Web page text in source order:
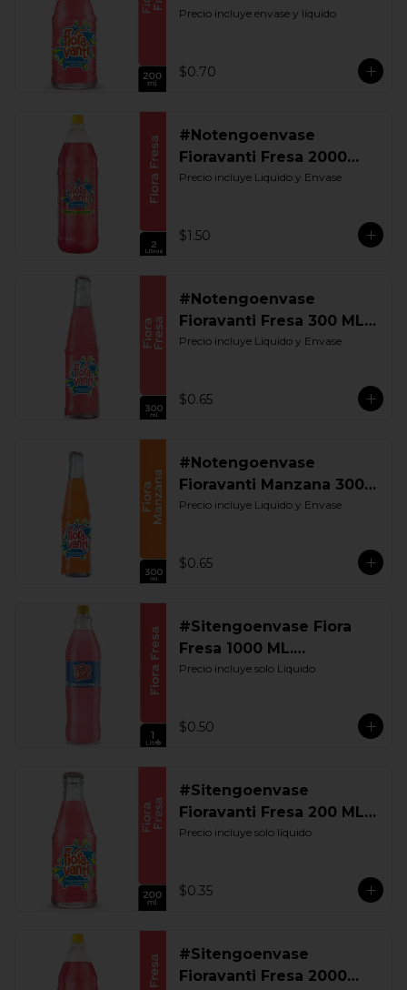
Retornable
Precio incluye envase y líquido
$0.70
#Notengoenvase
Fioravanti Fresa 2000
ML. Retornable
Precio incluye Liquido y Envase
$1.50
#Notengoenvase
Fioravanti Fresa 300 ML.
Retornable
Precio incluye Liquido y Envase
$0.65
#Notengoenvase
Fioravanti Manzana 300
ML. Retornable
Precio incluye Liquido y Envase
$0.65
#Sitengoenvase Fiora
Fresa 1000 ML.
Retornable
Precio incluye solo Liquido
$0.50
#Sitengoenvase
Fioravanti Fresa 200 ML.
Retornable
Precio incluye solo líquido
$0.35
#Sitengoenvase
Fioravanti Fresa 2000